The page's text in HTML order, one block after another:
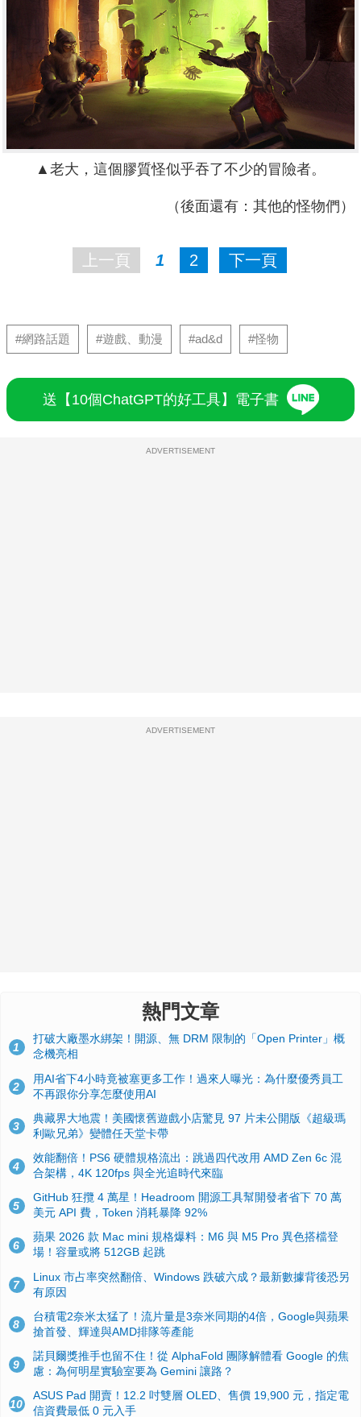
▲老大，這個膠質怪似乎吞了不少的冒險者。
（後面還有：其他的怪物們）
上一頁 1 2 下一頁
#網路話題 #遊戲、動漫 #ad&d #怪物
送【10個ChatGPT的好工具】電子書
ADVERTISEMENT
ADVERTISEMENT
熱門文章
1
打破大廠墨水綁架！開源、無 DRM 限制的「Open Printer」概
念機亮相
2
用AI省下4小時竟被塞更多工作！過來人曝光：為什麼優秀員工
不再跟你分享怎麼使用AI
3
典藏界大地震！美國懷舊遊戲小店驚見 97 片未公開版《超級瑪
利歐兄弟》變體任天堂卡帶
4
效能翻倍！PS6 硬體規格流出：跳過四代改用 AMD Zen 6c 混
合架構，4K 120fps 與全光追時代來臨
5
GitHub 狂攬 4 萬星！Headroom 開源工具幫開發者省下 70 萬
美元 API 費，Token 消耗暴降 92%
6
蘋果 2026 款 Mac mini 規格爆料：M6 與 M5 Pro 異色搭檔登
場！容量或將 512GB 起跳
7
Linux 市占率突然翻倍、Windows 跌破六成？最新數據背後恐另
有原因
8
台積電2奈米太猛了！流片量是3奈米同期的4倍，Google與蘋果
搶首發、輝達與AMD排隊等產能
9
諾貝爾獎推手也留不住！從 AlphaFold 團隊解體看 Google 的焦
慮：為何明星實驗室要為 Gemini 讓路？
10
ASUS Pad 開賣！12.2 吋雙層 OLED、售價 19,900 元，指定電
信資費最低 0 元入手